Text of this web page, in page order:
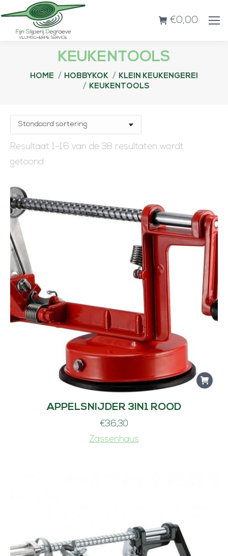
€0,00
KEUKENTOOLS
Je bent hier:
HOME HOBBYKOK
KLEIN KEUKENGEREI
KEUKENTOOLS
Resultaat 1–16 van de 38 resultaten wordt
getoond
APPELSNIJDER 3IN1 ROOD
€36,30
Zassenhaus